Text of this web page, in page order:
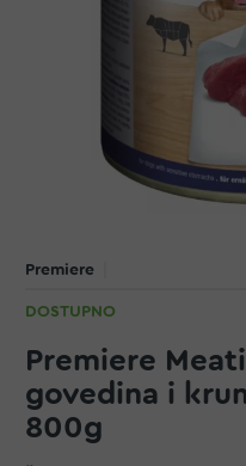
Premiere
DOSTUPNO
Premiere
govedina i
800g